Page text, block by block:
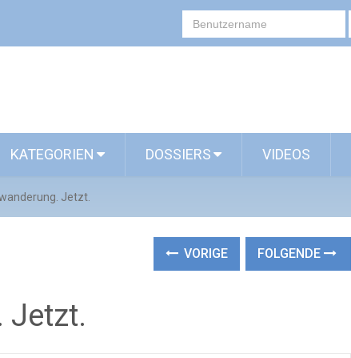
KATEGORIEN DOSSIERS VIDEOS
Jetzt.
VORIGE FOLGENDE
Jetzt.